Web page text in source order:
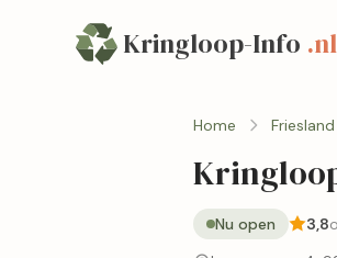
Kringloop-Info .nl
Home Friesland
Nu open 3,8